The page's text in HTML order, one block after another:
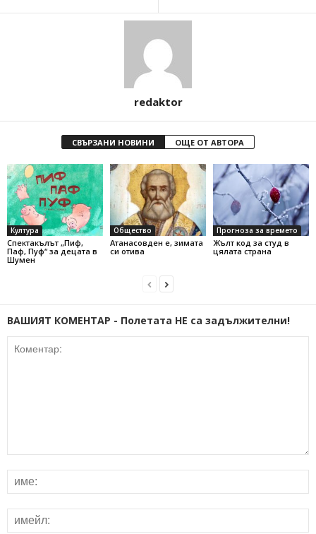
redaktor
СВЪРЗАНИ НОВИНИ ОЩЕ ОТ АВТОРА
Култура
Спектакълът „Пиф,
Паф, Пуф“ за децата в
Шумен
Общество
Атанасовден е, зимата
си отива
Прогноза за времето
Жълт код за студ в
цялата страна
ВАШИЯТ КОМЕНТАР - Полетата НЕ са задължителни!